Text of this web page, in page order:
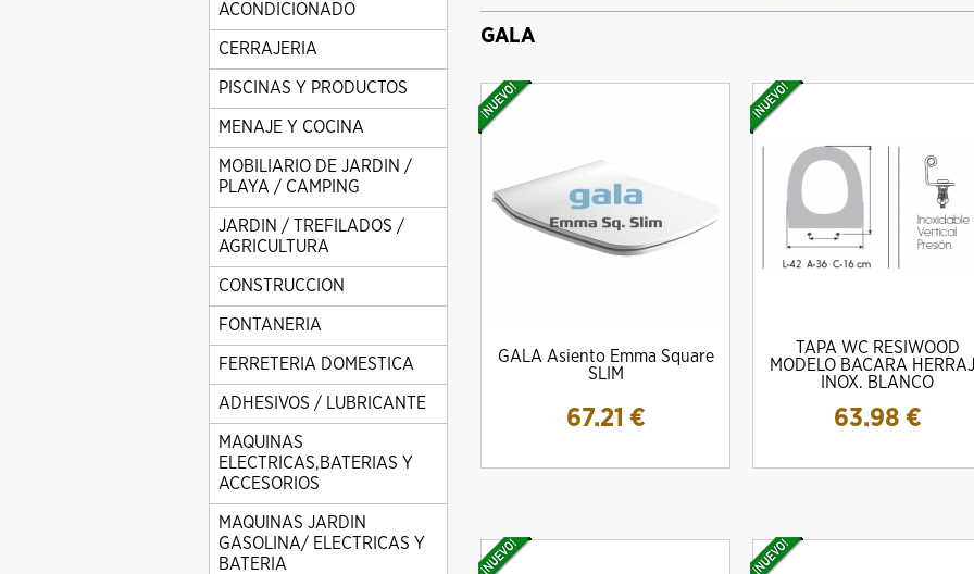
ACONDICIONADO
CERRAJERIA
PISCINAS Y PRODUCTOS
MENAJE Y COCINA
MOBILIARIO DE JARDIN /
PLAYA / CAMPING
JARDIN / TREFILADOS /
AGRICULTURA
CONSTRUCCION
FONTANERIA
FERRETERIA DOMESTICA
ADHESIVOS / LUBRICANTE
MAQUINAS
ELECTRICAS,BATERIAS Y
ACCESORIOS
MAQUINAS JARDIN
GASOLINA/ ELECTRICAS Y
BATERIA
GALA
GALA Asiento Emma Square
SLIM
67.21 €
TAPA WC RESIWOOD
MODELO BACARA
INOX. BLANCO
63.98 €